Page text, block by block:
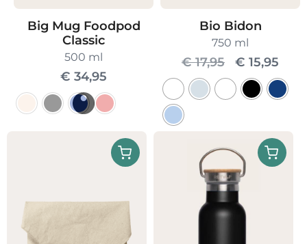
Big Mug Foodpod
Classic
500 ml
€ 34,95
product
variaties.
Deze
Bio Bidon
750 ml
€17,95
prijs
was:
€ 15,95
prijs
is:
product
heeft
meerdere
variaties.